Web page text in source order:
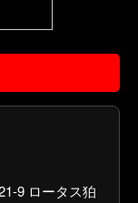
9 ロータス狛